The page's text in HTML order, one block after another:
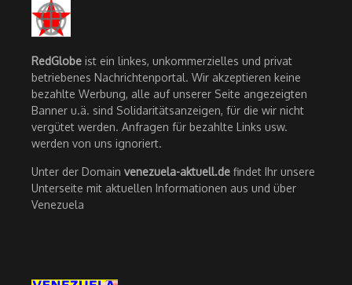
RedGlobe ist ein linkes, unkommerzielles und privat
betriebenes Nachrichtenportal. Wir akzeptieren keine
bezahlte Werbung, alle auf unserer Seite angezeigten
Banner u.ä. sind Solidaritätsanzeigen, für die wir nicht
vergütet werden. Anfragen für bezahlte Links usw.
werden von uns ignoriert.
Unter der Domain venezuela-aktuell.de findet Ihr unsere
Unterseite mit aktuellen Informationen aus und über
Venezuela